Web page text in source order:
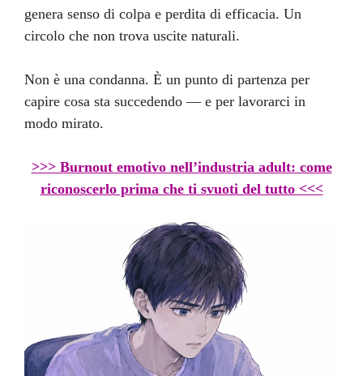
genera senso di colpa e perdita di efficacia. Un
circolo che non trova uscite naturali.
Non è una condanna. È un punto di partenza per
capire cosa sta succedendo — e per lavorarci in
modo mirato.
>>> Burnout emotivo nell’industria adult: come
riconoscerlo prima che ti svuoti del tutto <<<